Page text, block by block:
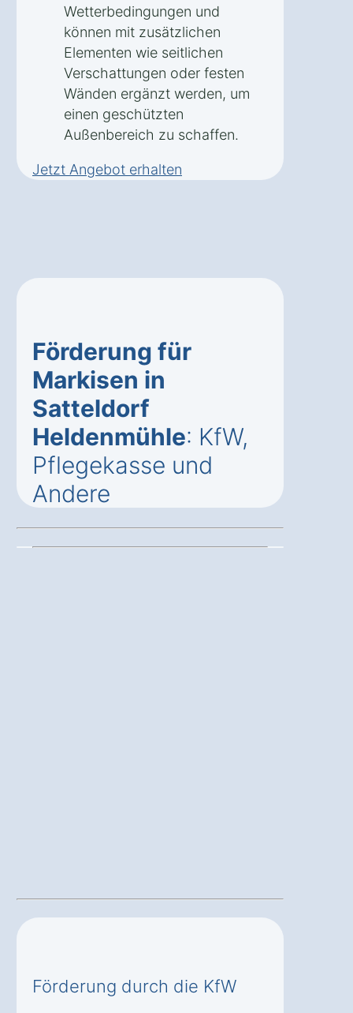
Wetterbedingungen und
können mit zusätzlichen
Elementen wie seitlichen
Verschattungen oder festen
Wänden ergänzt werden, um
einen geschützten
Außenbereich zu schaffen.
Jetzt Angebot erhalten
Förderung für
Markisen in
Satteldorf
Heldenmühle: KfW,
Pflegekasse und
Andere
Förderung durch die KfW